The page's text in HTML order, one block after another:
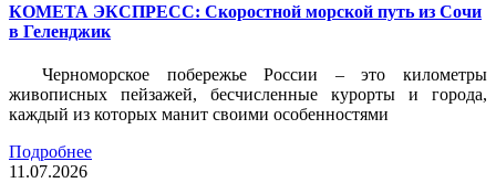
КОМЕТА ЭКСПРЕСС: Скоростной морской путь из Сочи
в Геленджик
Черноморское побережье России – это километры
живописных пейзажей, бесчисленные курорты и города,
каждый из которых манит своими особенностями
Подробнее
11.07.2026